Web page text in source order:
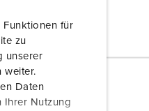
Funktionen für
zu
unserer
weiter.
Daten
Ihrer Nutzung